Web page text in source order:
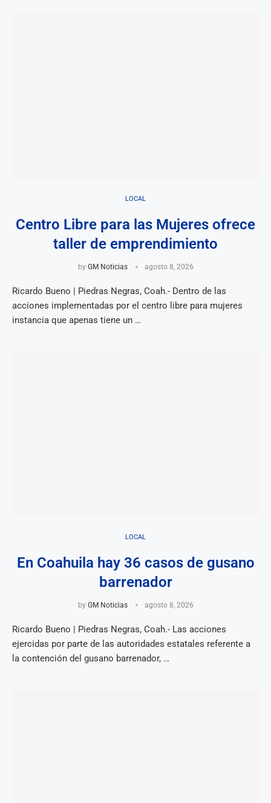
LOCAL
Centro Libre para las Mujeres ofrece
taller de emprendimiento
by GM Noticias agosto 8, 2026
Ricardo Bueno | Piedras Negras, Coah.- Dentro de las
acciones implementadas por el centro libre para mujeres
instancia que apenas tiene un …
LOCAL
En Coahuila hay 36 casos de gusano
barrenador
by GM Noticias agosto 8, 2026
Ricardo Bueno | Piedras Negras, Coah.- Las acciones
ejercidas por parte de las autoridades estatales referente a
la contención del gusano barrenador, …